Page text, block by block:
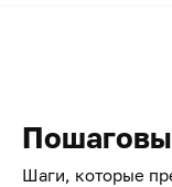
Шаги, которые